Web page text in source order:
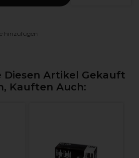
hinzufügen
Diesen Artikel Gekauft
Kauften Auch: